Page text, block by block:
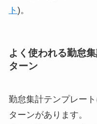
ト )。
よく使われる勤怠
ターン
勤怠集計テンプレー
ターンがあります。